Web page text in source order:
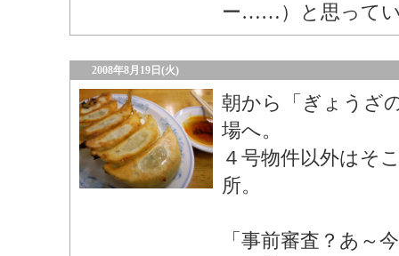
ー……）と思って
2008年8月19日(火)
朝から「ぎょうざ
場へ。
４号物件以外はそ
所。
「事前審査？あ～